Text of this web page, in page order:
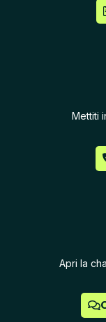
Mettiti
Apri la